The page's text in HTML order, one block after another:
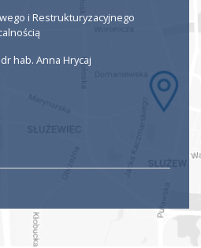
i Restrukturyzacyjnego
hab. Anna Hrycaj